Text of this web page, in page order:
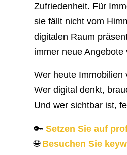
Zufriedenheit. Für
sie fällt nicht vom
digitalen Raum
immer neue Angebote
Wer heute Immobilien
Wer digital denkt,
Und wer sichtbar ist,
🔑 Setzen Sie auf
🌐 Besuchen Sie